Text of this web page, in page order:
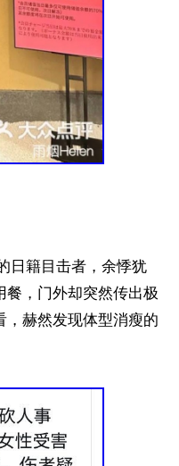
日籍目击者，余悸犹
餐，门外却突然传出极
，赫然发现体型消瘦的